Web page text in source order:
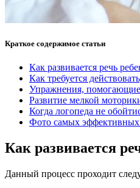
Краткое содержимое статьи
Как развивается речь
Как требуется
Упражнения, помогающие
Развитие мелкой
Когда логопеда не
Фото самых эффективных
Как развивается
Данный процесс проходит